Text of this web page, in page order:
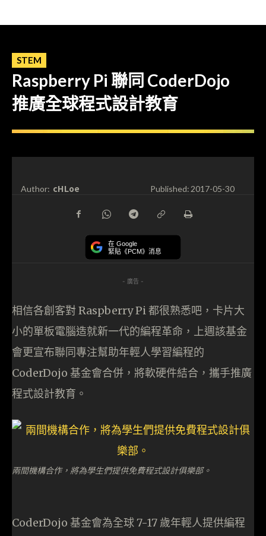
STEM
Raspberry Pi 聯同 CoderDojo
推廣全球程式設計教育
Author: cHLoe Published:2017-05-30
在 Google
緊貼《PCM》消息
- 廣告 -
相信各創客對 Raspberry Pi 都很熟悉吧，卡片大
小的單板電腦造就新一代的編程革命，上週該基金
會更宣布聯同專注幫助年輕人學習編程的
CoderDojo 基金會合併，將軟硬件結合，攜手推廣
程式設計教育。
兩間機構合作，將為學生們提供免費程式設計俱樂部。
CoderDojo 基金會為全球 7-17 歲年輕人提供編程